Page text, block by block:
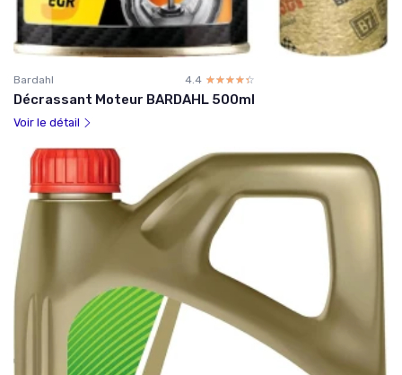
Bardahl 4.4 ☆☆☆☆☆
★★★★★
Décrassant Moteur BARDAHL 500ml
Voir le détail